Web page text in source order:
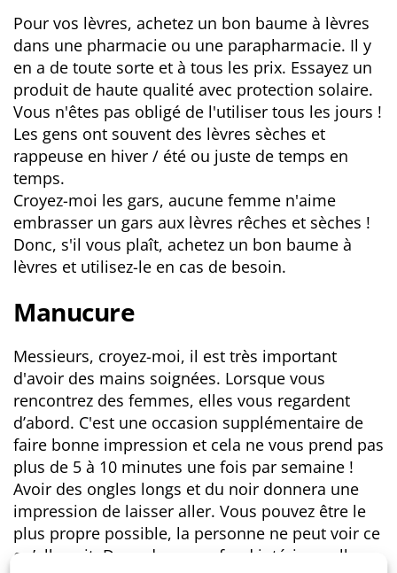
Pour vos lèvres, achetez un bon baume à lèvres
dans une pharmacie ou une parapharmacie. Il y
en a de toute sorte et à tous les prix. Essayez un
produit de haute qualité avec protection solaire.
Vous n'êtes pas obligé de l'utiliser tous les jours !
Les gens ont souvent des lèvres sèches et
rappeuse en hiver / été ou juste de temps en
temps.
Croyez-moi les gars, aucune femme n'aime
embrasser un gars aux lèvres rêches et sèches !
Donc, s'il vous plaît, achetez un bon baume à
lèvres et utilisez-le en cas de besoin.
Manucure
Messieurs, croyez-moi, il est très important
d'avoir des mains soignées. Lorsque vous
rencontrez des femmes, elles vous regardent
d’abord. C'est une occasion supplémentaire de
faire bonne impression et cela ne vous prend pas
plus de 5 à 10 minutes une fois par semaine !
Avoir des ongles longs et du noir donnera une
impression de laisser aller. Vous pouvez être le
plus propre possible, la personne ne peut voir ce
qu’elle voit. Donc dans son fond intérieur, elle